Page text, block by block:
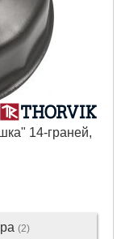
14-граней,
(2)